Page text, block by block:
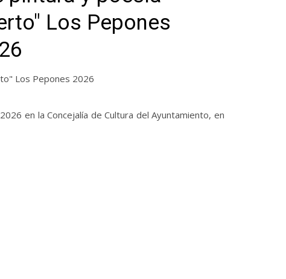
Los Pepones
Los Pepones 2026
en la Concejalía de Cultura del Ayuntamiento, en